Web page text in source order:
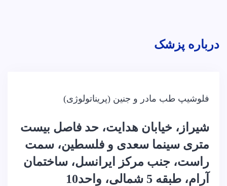
درباره پزشک
فلوشیپ طب مادر و جنین (پریناتولوژی)
شیراز، خیابان هدایت، حد فاصل بیست
متری سینما سعدی و فلسطین، سمت
راست، جنب مرکز ایرانسل، ساختمان
آرام، طبقه 5 شمالی، واحد10